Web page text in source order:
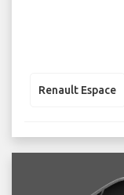
Renault Espace